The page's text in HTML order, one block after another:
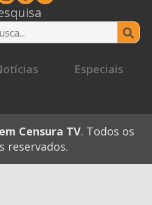
Especiais
Censura TV. Todos os
reservados.